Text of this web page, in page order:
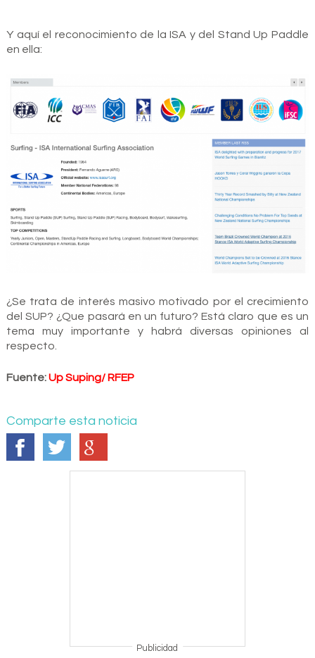
Y aquí el reconocimiento de la ISA y del Stand Up Paddle
en ella:
¿Se trata de interés masivo motivado por el crecimiento
del SUP? ¿Que pasará en un futuro? Está claro que es un
tema muy importante y habrá diversas opiniones al
respecto.
Fuente:Up Suping/ RFEP
Comparte esta noticia
Publicidad